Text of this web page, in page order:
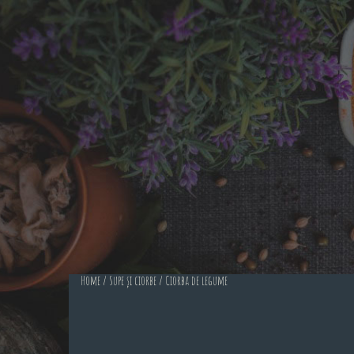
Home / Supe și ciorbe / Ciorba de legume